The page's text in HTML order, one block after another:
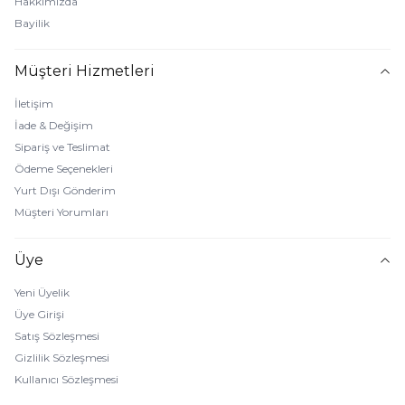
Bayilik
Müşteri Hizmetleri
İletişim
İade & Değişim
Sipariş ve Teslimat
Ödeme Seçenekleri
Yurt Dışı Gönderim
Müşteri Yorumları
Üye
Yeni Üyelik
Üye Girişi
Satış Sözleşmesi
Gizlilik Sözleşmesi
Kullanıcı Sözleşmesi